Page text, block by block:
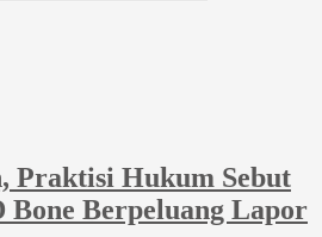
Praktisi Hukum Sebut
Bone Berpeluang Lapor